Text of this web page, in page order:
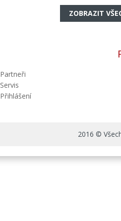
ZOBRAZIT
Partneři
Servis
Přihlášení
2016 ©